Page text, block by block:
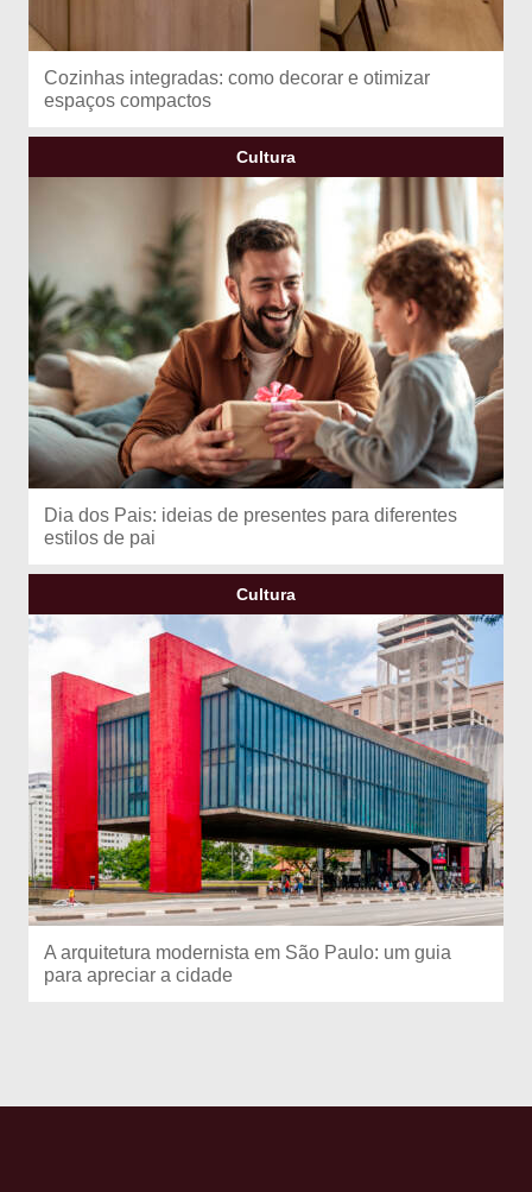
Cozinhas integradas: como decorar e otimizar
espaços compactos
Cultura
Dia dos Pais: ideias de presentes para diferentes
estilos de pai
Cultura
A arquitetura modernista em São Paulo: um guia
para apreciar a cidade